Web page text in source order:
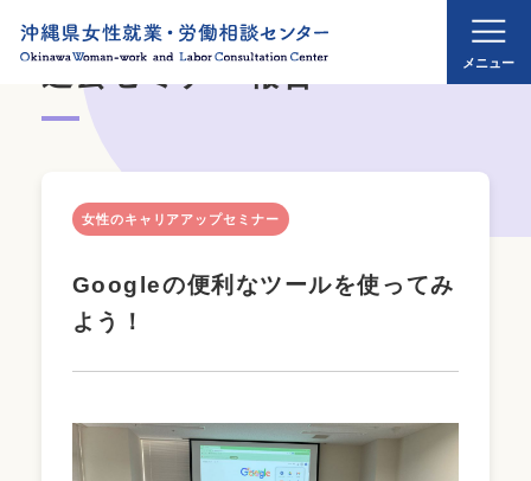
過去セミナー報告
女性のキャリアアップセミナー
Googleの便利なツールを使ってみ
よう！